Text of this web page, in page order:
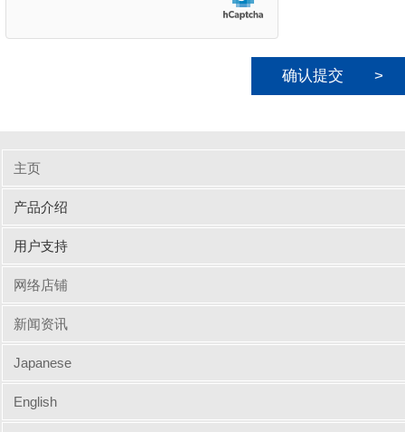
に
て
く
さ
主页
产品介绍
输入周边设备
网线/线缆
电脑配件
手机/平板配件
桌子
椅子
商业办公
用户支持
驱动/说明书下载
Q&A（常见问题）
网络店铺
新闻资讯
Japanese
English